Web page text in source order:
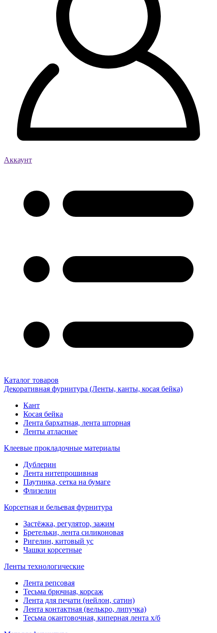
Аккаунт
Каталог товаров
Декоративная фурнитура (Ленты, канты, косая бейка)
Кант
Косая бейка
Лента бархатная, лента шторная
Ленты атласные
Клеевые прокладочные материалы
Дублерин
Лента нитепрошивная
Паутинка, сетка на бумаге
Флизелин
Корсетная и бельевая фурнитура
Застёжка, регулятор, зажим
Бретельки, лента силиконовая
Ригелин, китовый ус
Чашки корсетные
Ленты технологические
Лента репсовая
Тесьма брючная, корсаж
Лента для печати (нейлон, сатин)
Лента контактная (велькро, липучка)
Тесьма окантовочная, киперная лента х/б